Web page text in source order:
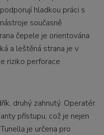
hladkou práci s
současně
čepele je orientována
a leštěná strana je v
riziko perforace
druhý zahnutý. Operatér
přístupu, což je nejen
je určena pro